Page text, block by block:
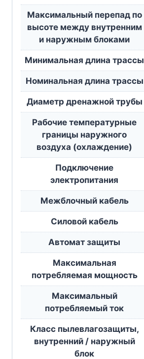
Максимальный перепад по
высоте между внутренним
и наружным блоками
Минимальная длина трассы
Номинальная длина трассы
Диаметр дренажной трубы
Рабочие температурные
границы наружного
воздуха (охлаждение)
Подключение
электропитания
Межблочный кабель
Силовой кабель
Автомат защиты
Максимальная
потребляемая мощность
Максимальный
потребляемый ток
Класс пылевлагозащиты,
внутренний / наружный
блок